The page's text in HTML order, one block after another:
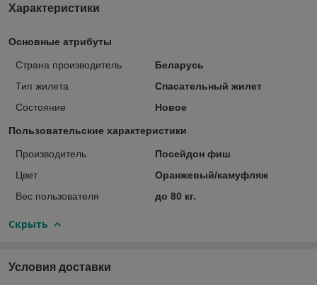
Характеристики
Основные атрибуты
Страна производитель
Беларусь
Тип жилета
Спасательный жилет
Состояние
Новое
Пользовательские характеристики
Производитель
Посейдон фиш
Цвет
Оранжевый/камуфляж
Вес пользователя
до 80 кг.
Скрыть
Условия доставки